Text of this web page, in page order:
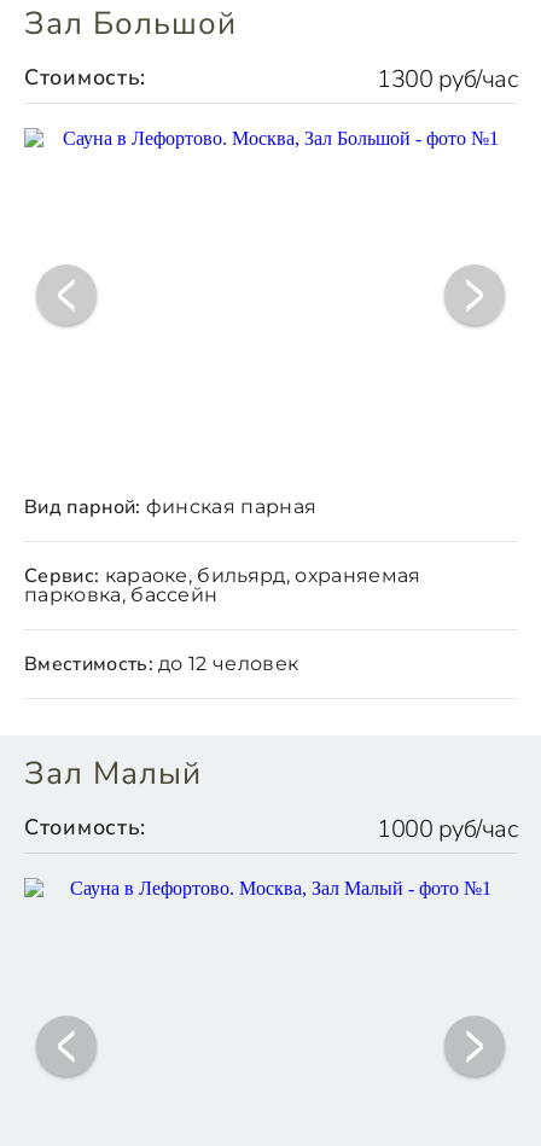
Зал Большой
Стоимость: 1300 руб/час
Вид парной: финская парная
Сервис: караоке, бильярд, охраняемая
парковка, бассейн
Вместимость: до 12 человек
Зал Малый
Стоимость: 1000 руб/час